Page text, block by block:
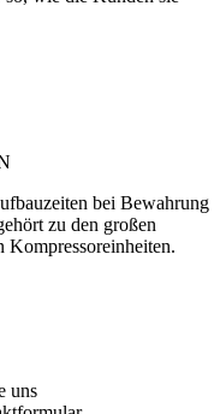
bei Bewahrung
zu den großen
Kompressoreinheiten.
uns